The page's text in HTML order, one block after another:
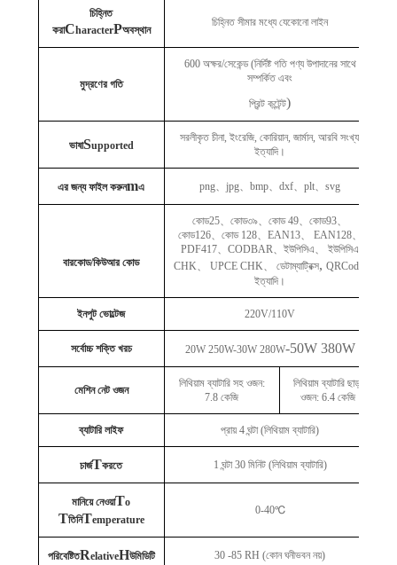
চিহ্নিত
করাCharacterPঅবস্থান
চিহ্নিত সীমার মধ্যে যেকোনো লাইন
মুদ্রণের গতি
600 অক্ষর/সেকেন্ড (নির্দিষ্ট গতি পণ্য উপাদানের সাথে
সম্পর্কিত এবং
প্রিন্ট কন্টেন্ট)
ভাষাSupported
সরলীকৃত চীনা, ইংরেজি, কোরিয়ান, জার্মান, আরবি সংখ্যা
ইত্যাদি।
এর জন্য ফাইল করুনmএ png 、jpg 、bmp 、dxf 、plt 、svg
বারকোড/কিউআর কোড
কোড25 、কোড৩৯ 、কোড 49 、কোড93
কোড126、 কোড 128、 EAN13、 EAN128、
PDF417 、CODBAR 、ইউপিসিএ 、ইউপিসিএ
CHK 、UPCE CHK 、ডেটাম্যাট্রিক্স,QRCode,
ইত্যাদি।
ইনপুট ভোল্টেজ 220V/110V
সর্বোচ্চ শক্তি খরচ 20W 250W-30W 280W-50W 380W
মেশিন নেট ওজন
লিথিয়াম ব্যাটারি সহ ওজন:
7.8 কেজি
লিথিয়াম ব্যাটারি ছাড়া
ওজন: 6.4 কেজি
ব্যাটারি লাইফ প্রায় 4 ঘন্টা (লিথিয়াম ব্যাটারি)
চার্জTকরতে 1 ঘন্টা 30 মিনিট (লিথিয়াম ব্যাটারি)
মানিয়ে নেওয়াTo
TতিনিTemperature
0-40℃
পরিবেষ্টিতRelativeHউমিডিটি 30 -85 RH (কোন ঘনীভবন নয়)